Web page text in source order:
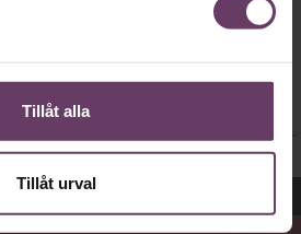
Tillåt alla
Tillåt urval
Madestam, docent i statsvetenskap.